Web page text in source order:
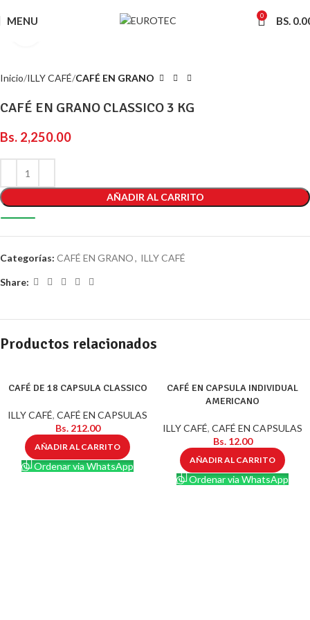
MENU 0 BS.
Inicio ILLY CAFÉ CAFÉ EN GRANO
CAFÉ EN GRANO CLASSICO 3 KG
Bs. 2,250.00
AÑADIR AL CARRITO
Categorías: CAFÉ EN GRANO, ILLY CAFÉ
Share:
Productos relacionados
CAFÉ DE 18 CAPSULA CLASSICO
ILLY CAFÉ, CAFÉ EN CAPSULAS
Bs.212.00
AÑADIR AL CARRITO
Ordenar via WhatsApp
CAFÉ EN CAPSULA INDIVIDUAL
AMERICANO
ILLY CAFÉ, CAFÉ EN CAPSULAS
Bs.12.00
AÑADIR AL CARRITO
Ordenar via WhatsApp